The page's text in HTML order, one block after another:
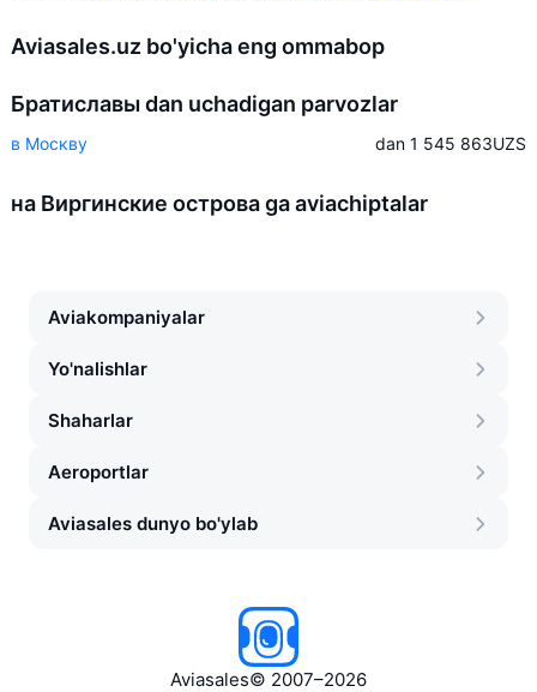
Aviasales.uz bo'yicha eng ommabop
Братиславы dan uchadigan parvozlar
в Москву dan 1 545 863UZS
на Виргинские острова ga aviachiptalar
Aviakompaniyalar
Yo'nalishlar
Shaharlar
Aeroportlar
Aviasales dunyo bo'ylab
Aviasales© 2007–2026